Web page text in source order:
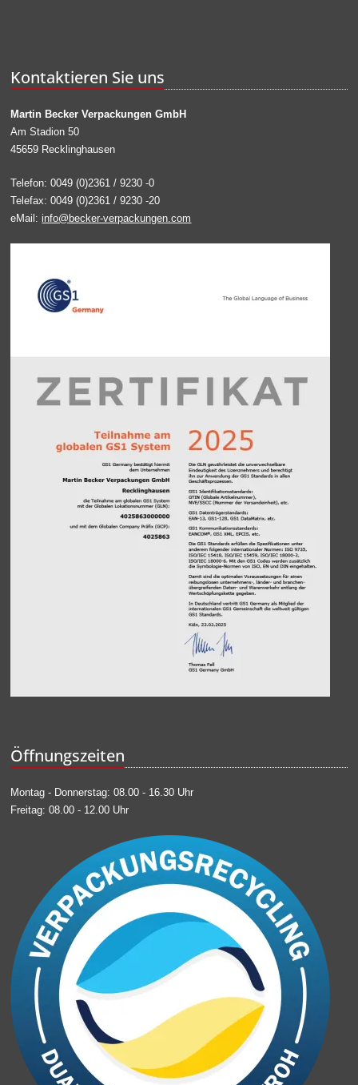
Kontaktieren Sie uns
Martin Becker Verpackungen GmbH
Am Stadion 50
45659 Recklinghausen
Telefon: 0049 (0)2361 / 9230 -0
Telefax: 0049 (0)2361 / 9230 -20
eMail: info@becker-verpackungen.com
Öffnungszeiten
Montag - Donnerstag: 08.00 - 16.30 Uhr
Freitag: 08.00 - 12.00 Uhr